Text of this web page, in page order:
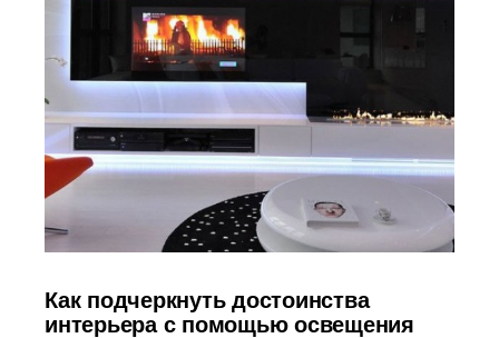
Как подчеркнуть достоинства
интерьера с помощью освещения